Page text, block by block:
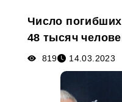
Медиа
Афиша
Число
48 тысяч
819 14.03.2023